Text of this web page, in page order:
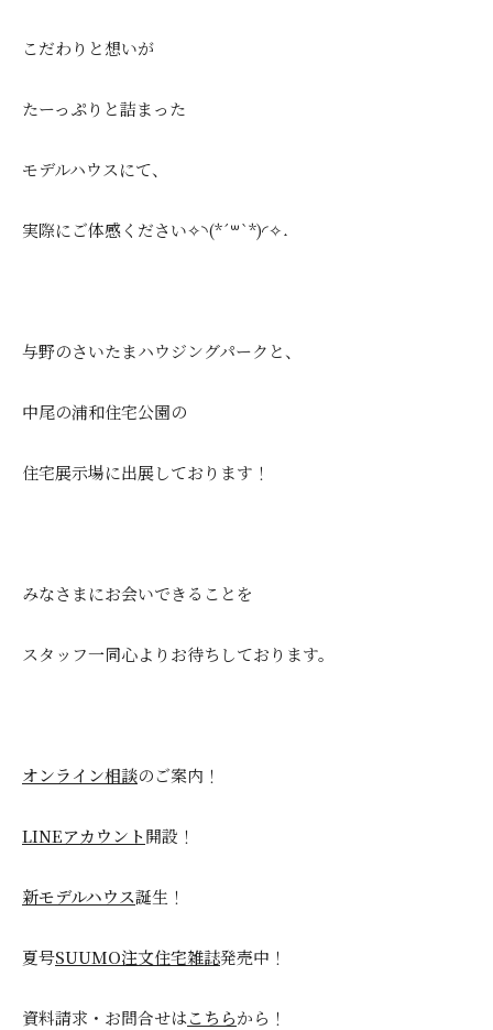
こだわりと想いが
たーっぷりと詰まった
モデルハウスにて、
実際にご体感ください✧︎◝︎(*´꒳`*)◜︎✧︎˖
与野のさいたまハウジングパークと、
中尾の浦和住宅公園の
住宅展示場に出展しております！
みなさまにお会いできることを
スタッフ一同心よりお待ちしております。
オンライン相談のご案内！
LINEアカウント開設！
新モデルハウス誕生！
夏号SUUMO注文住宅雑誌発売中！
資料請求・お問合せはこちらから！